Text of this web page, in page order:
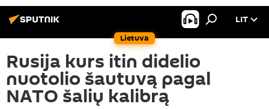
Lietuva
LIT
Rusija kurs itin didelio
nuotolio šautuvą pagal
NATO šalių kalibrą